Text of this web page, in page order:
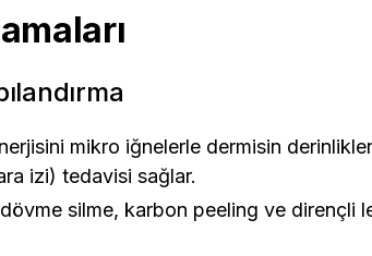
mikro iğnelerle dermisin
izi) tedavisi sağlar.
dövme silme, karbon peeling ve dirençli